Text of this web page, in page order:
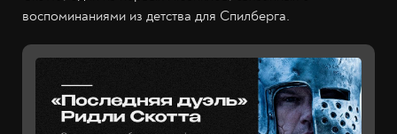
воспоминаниями из детства для Спилберга.